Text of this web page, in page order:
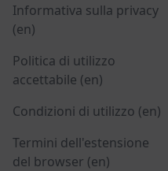
Informativa sulla privacy
(en)
Politica di utilizzo
accettabile (en)
Condizioni di utilizzo (en)
Termini dell'estensione
del browser (en)